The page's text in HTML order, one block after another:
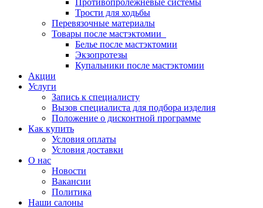
Противопролежневые системы
Трости для ходьбы
Перевязочные материалы
Товары после мастэктомии
Белье после мастэктомии
Экзопротезы
Купальники после мастэктомии
Акции
Услуги
Запись к специалисту
Вызов специалиста для подбора изделия
Положение о дисконтной программе
Как купить
Условия оплаты
Условия доставки
О нас
Новости
Вакансии
Политика
Наши салоны